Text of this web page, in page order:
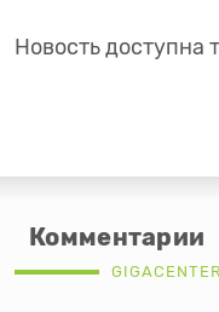
Новость доступна
Комментарии
GIGACENTER